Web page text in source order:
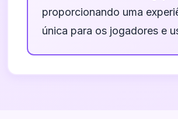
proporcionando uma
única para os jogadores e